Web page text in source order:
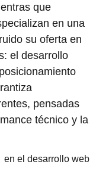
que
en una
su oferta en
el desarrollo
pensadas
técnico y la
en el desarrollo web